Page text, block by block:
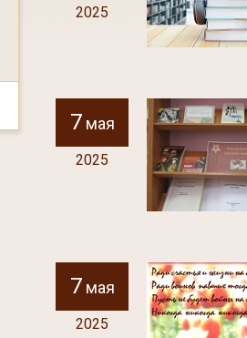
2025
7 мая
2025
7 мая
2025